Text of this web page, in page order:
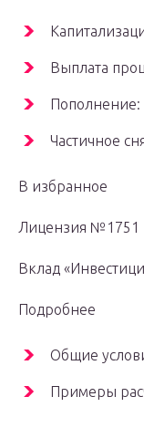
Выплата
Пополнение:
Частичное
В избранное
Лицензия №1751
Вклад
Подробнее
Общие
Примеры